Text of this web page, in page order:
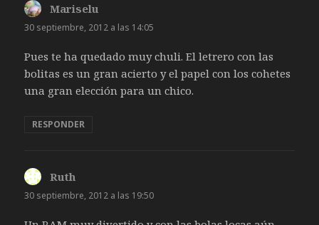
Mariselu
30 septiembre, 2012 a las 14:05
Pues te ha quedado muy chuli. El letrero con las
bolitas es un gran acierto y el papel con los cohetes
una gran elección para un chico.
RESPONDER
Ruth
30 septiembre, 2012 a las 19:50